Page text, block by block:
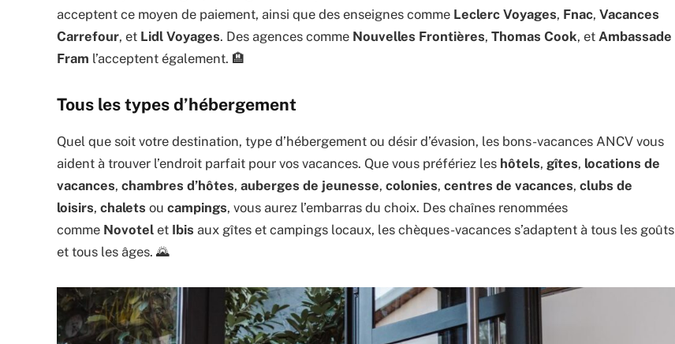
acceptent ce moyen de paiement, ainsi que des enseignes comme Leclerc Voyages, Fnac, Vacances
Carrefour, et Lidl Voyages. Des agences comme Nouvelles Frontières, Thomas Cook, et Ambassade
Fram l’acceptent également. 🏨
Tous les types d’hébergement
Quel que soit votre destination, type d’hébergement ou désir d’évasion, les bons-vacances ANCV vous
aident à trouver l’endroit parfait pour vos vacances. Que vous préfériez les hôtels, gîtes, locations de
vacances, chambres d’hôtes, auberges de jeunesse, colonies, centres de vacances, clubs de
loisirs, chalets ou campings, vous aurez l’embarras du choix. Des chaînes renommées
comme Novotel et Ibis aux gîtes et campings locaux, les chèques-vacances s’adaptent à tous les goûts
et tous les âges. 🌄